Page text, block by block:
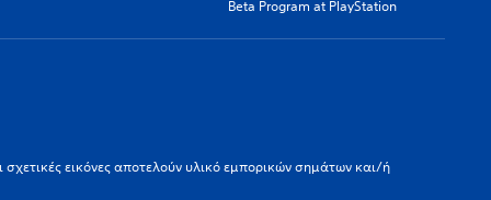
Beta Program at PlayStation
εικόνες αποτελούν υλικό εμπορικών σημάτων και/ή